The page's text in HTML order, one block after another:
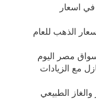
في اسعار
الذهب للعام
مصر اليوم
مع الزيادات
والغاز الطبيعي